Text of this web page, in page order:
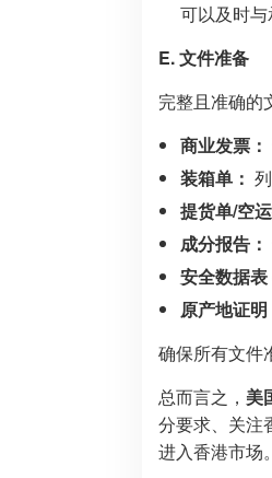
可以及时与
E. 文件准备
完整且准确的
商业发票：
装箱单：
提货单/空
成分报告：
安全数据表
原产地证明
确保所有文件
总而言之， 美
分要求、关注
进入香港市场